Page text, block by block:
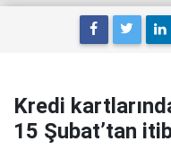
Kredi
15 Şubat’tan